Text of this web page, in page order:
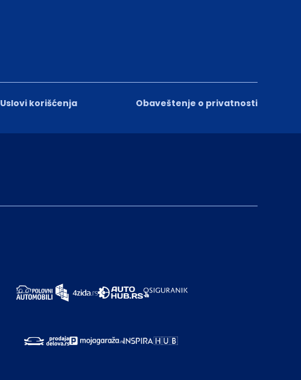
Uslovi korišćenja Obaveštenje o privatnosti